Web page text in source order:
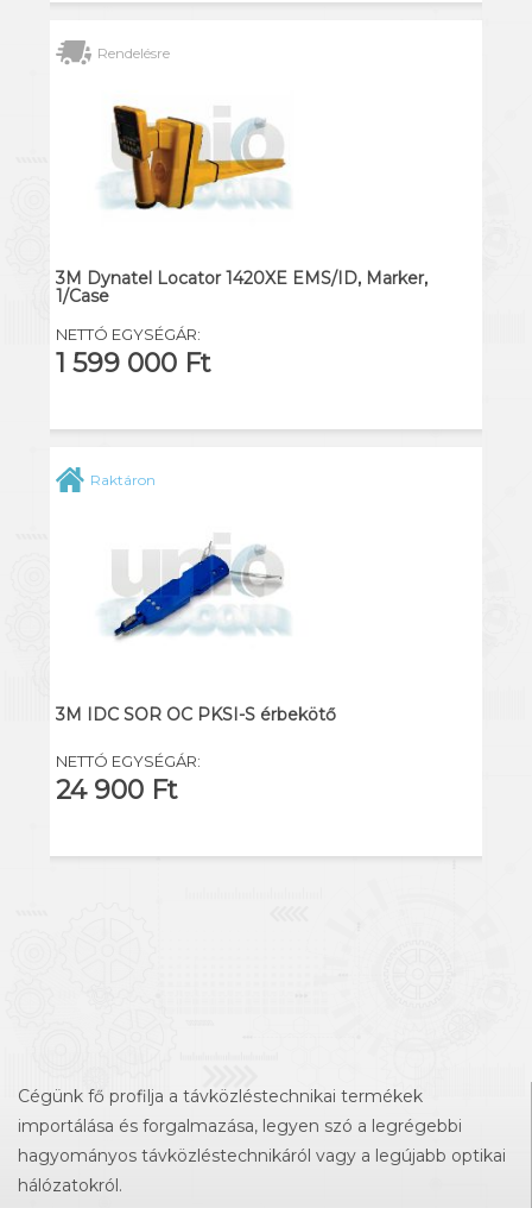
Rendelésre
3M Dynatel Locator 1420XE EMS/ID, Marker,
1/Case
NETTÓ EGYSÉGÁR:
1 599 000 Ft
Raktáron
3M IDC SOR OC PKSI-S érbekötő
NETTÓ EGYSÉGÁR:
24 900 Ft
Cégünk fő profilja a távközléstechnikai termékek
importálása és forgalmazása, legyen szó a legrégebbi
hagyományos távközléstechnikáról vagy a legújabb optikai
hálózatokról.